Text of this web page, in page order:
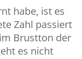
habe, ist es
Zahl passiert
Brustton der
es nicht